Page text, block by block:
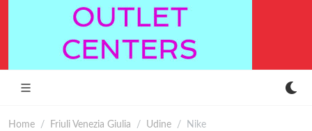
Home Friuli Venezia Giulia Udine Nike